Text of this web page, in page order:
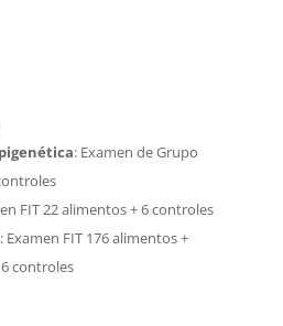
:Examen de Grupo
FIT 22 alimentos + 6 controles
: Examen FIT 176 alimentos +
controles